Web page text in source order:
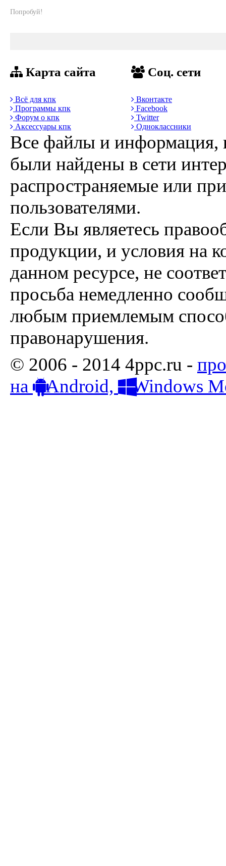
Попробуй!
Карта сайта
Всё для кпк
Программы кпк
Форум о кпк
Аксессуары кпк
Соц. сети
Вконтакте
Facebook
Twitter
Одноклассники
Все файлы и информация,
были найдены в сети
распространяемые или
пользователями.
Если Вы являетесь
продукции, и условия на
данном ресурсе, не
просьба немедленно
любым приемлемым
правонарушения.
© 2006 - 2014 4ppc.ru -
на
Android, Windows